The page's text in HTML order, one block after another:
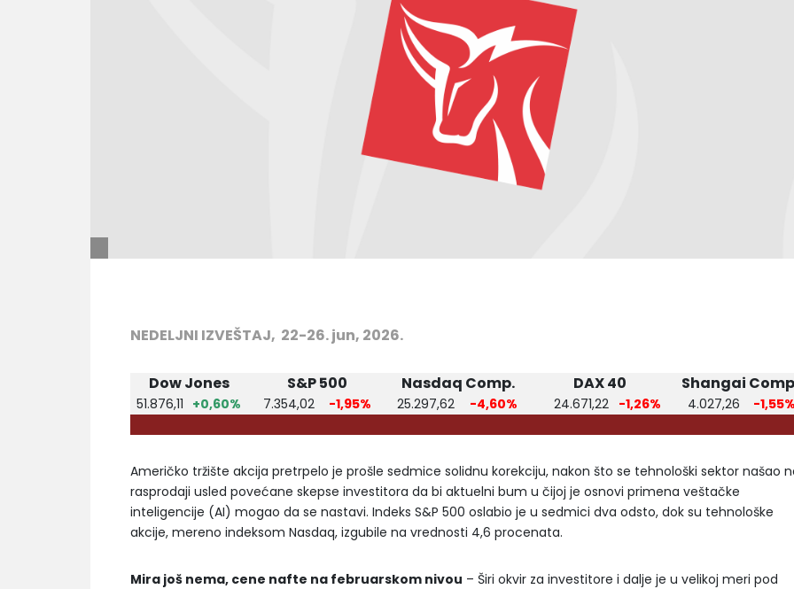
NEDELJNI IZVEŠTAJ, 22-26. jun, 2026.
Dow Jones S&P 500 Nasdaq Comp. DAX 40 Shangai
51.876,11 +0,60% 7.354,02 -1,95% 25.297,62 -4,60% 24.671,22 -1,26% 4.027,26 -
Američko tržište akcija pretrpelo je prošle sedmice solidnu korekciju, nakon što se tehnološki sektor našao
rasprodaji usled povećane skepse investitora da bi aktuelni bum u čijoj je osnovi primena veštačke
inteligencije (AI) mogao da se nastavi. Indeks S&P 500 oslabio je u sedmici dva odsto, dok su tehnološke
akcije, mereno indeksom Nasdaq, izgubile na vrednosti 4,6 procenata.
Mira još nema, cene nafte na februarskom nivou – Širi okvir za investitore i dalje je u velikoj meri pod